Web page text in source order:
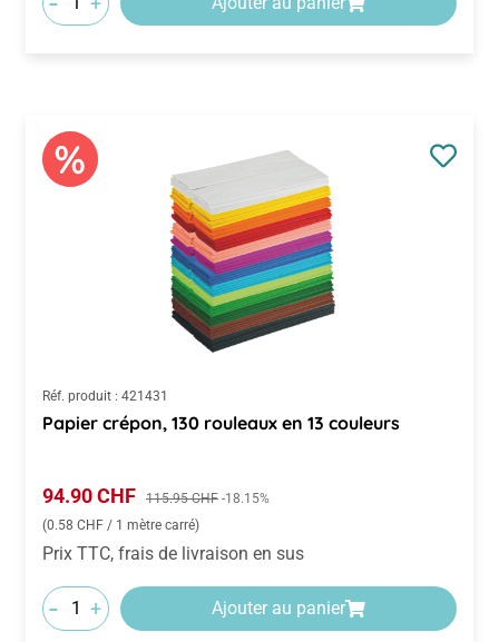
Réf. produit : 421431
Papier crépon, 130 rouleaux en 13 couleurs
Prix de vente :
94.90 CHF Prix régulier :
115.95 CHF -18.15%
(0.58 CHF / 1 mètre carré)
Prix TTC, frais de livraison en sus
- + Ajouter au panier